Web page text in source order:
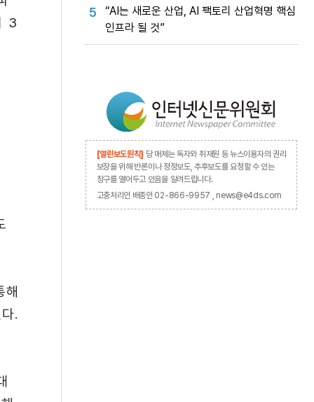
3
.
5
“AI는 새로운 산업, AI 팩토리 산업혁명 핵심
인프라 될 것”
[열린보도원칙] 당 매체는 독자와 취재원 등 뉴스이용자의 권리
보장을 위해 반론이나 정정보도, 추후보도를 요청할 수 있는
창구를 열어두고 있음을 알려드립니다.
고충처리인 배종인 02-866-9957 , news@e4ds.com